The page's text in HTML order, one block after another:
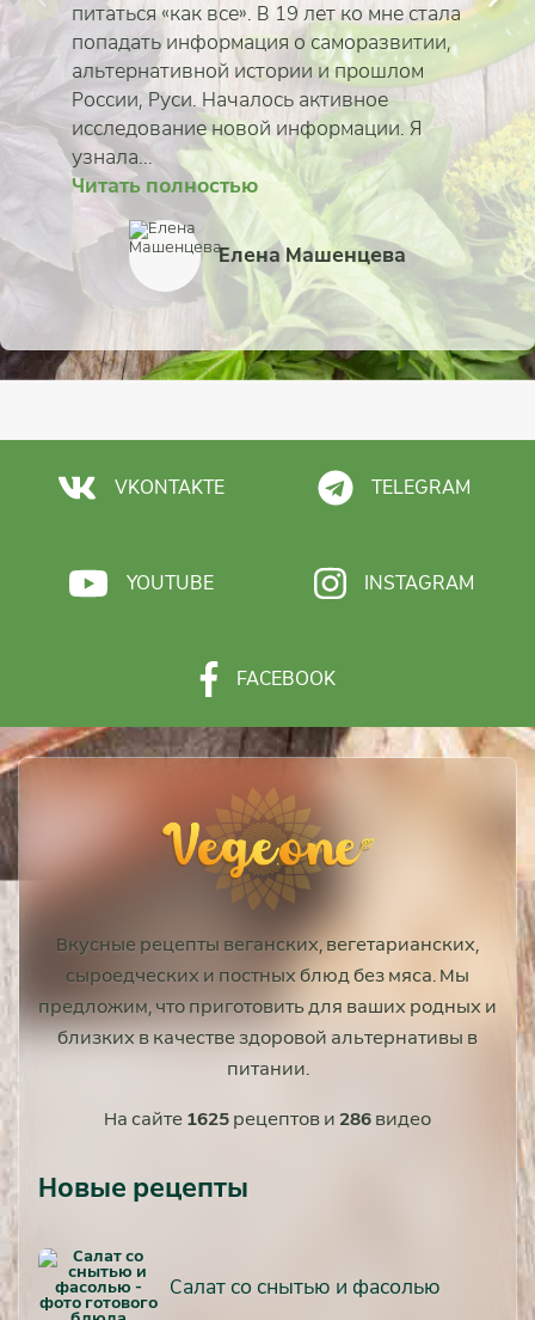
питаться «как все». В 19 лет ко мне стала
попадать информация о саморазвитии,
альтернативной истории и прошлом
России, Руси. Началось активное
исследование новой информации. Я
узнала...
Читать полностью
Елена Машенцева
Читать полностью
Ирина
Читать полностью
Регина Чудина
Читать полностью
Ольга Солдатова
Читать полностью
Станислав
Читать полностью
Зина Семеновская
Читать полностью
Ирина Ковалёва
Читать полностью
Борис Рожнов
VKONTAKTE TELEGRAM
YOUTUBE INSTAGRAM
FACEBOOK
Вкусные рецепты веганских, вегетарианских,
сыроедческих и постных блюд без мяса. Мы
предложим, что приготовить для ваших родных и
близких в качестве здоровой альтернативы в
питании.
На сайте 1625 рецептов и 286 видео
Новые рецепты
Салат со снытью и фасолью